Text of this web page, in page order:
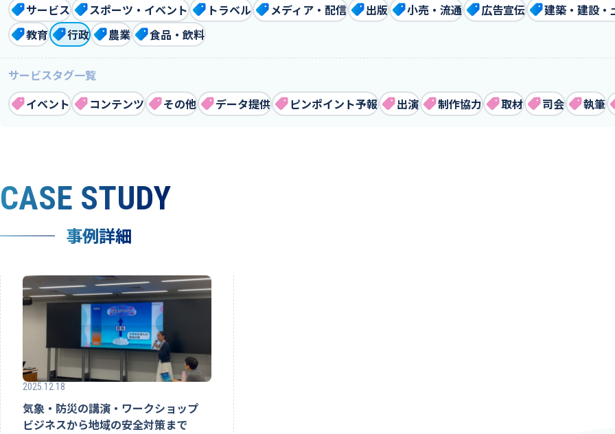
サービス
スポーツ・イベント トラベル メディア・配信 出版 小売・流通 広告宣伝
建築・建設・
教育
行政 農業 食品・飲料
サービスタグ一覧
イベント
コンテンツ その他 データ提供 ピンポイント予報 出演 制作協力 取材 司会 執筆
CASE STUDY
事例詳細
2025.12.18
気象・防災の講演・ワークショップ
ビジネスから地域の安全対策まで